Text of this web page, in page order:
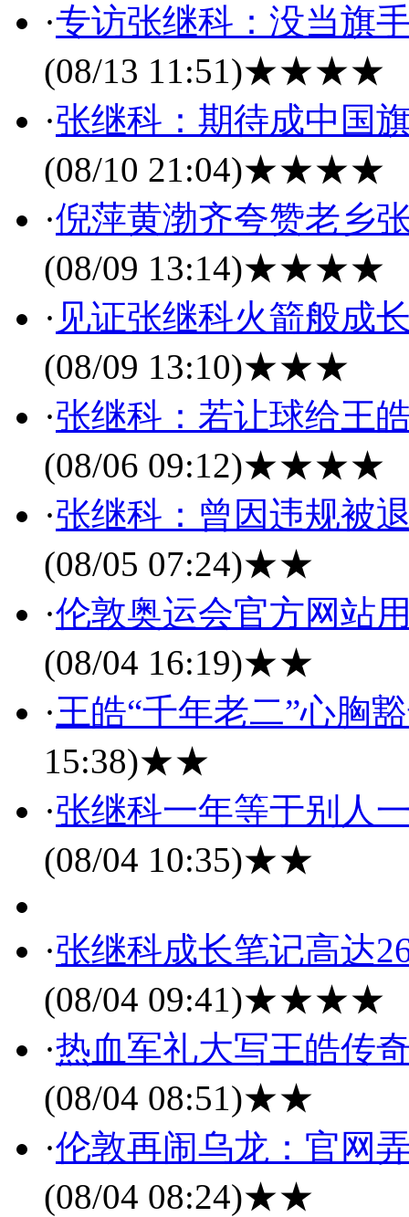
·专访张继科：没当旗
(08/13 11:51)★★★★
·张继科：期待成中国
(08/10 21:04)★★★★
·倪萍黄渤齐夸赞老乡
(08/09 13:14)★★★★
· 见证张继科火箭般成
(08/09 13:10)★★★
·张继科：若让球给王
(08/06 09:12)★★★★
·张继科：曾因违规被
(08/05 07:24)★★
·伦敦奥运会官方网站
(08/04 16:19)★★
·王皓“千年老二”心胸
15:38)★★
·张继科一年等于别人
(08/04 10:35)★★
·张继科成长笔记高达
(08/04 09:41)★★★★
·热血军礼大写王皓传
(08/04 08:51)★★
·伦敦再闹乌龙：官网
(08/04 08:24)★★